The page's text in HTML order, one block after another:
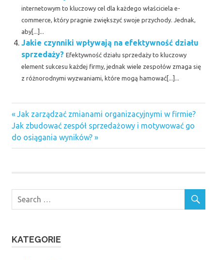
internetowym to kluczowy cel dla każdego właściciela e-
commerce, który pragnie zwiększyć swoje przychody. Jednak,
aby[...]...
Jakie czynniki wpływają na efektywność działu
sprzedaży? Efektywność działu sprzedaży to kluczowy
element sukcesu każdej firmy, jednak wiele zespołów zmaga się
z różnorodnymi wyzwaniami, które mogą hamować[...]...
Nawigacja
wpisu
Previous
Post:
Jak zarządzać zmianami organizacyjnymi w firmie?
Next
Post:
Jak zbudować zespół sprzedażowy i motywować go
do osiągania wyników?
KATEGORIE